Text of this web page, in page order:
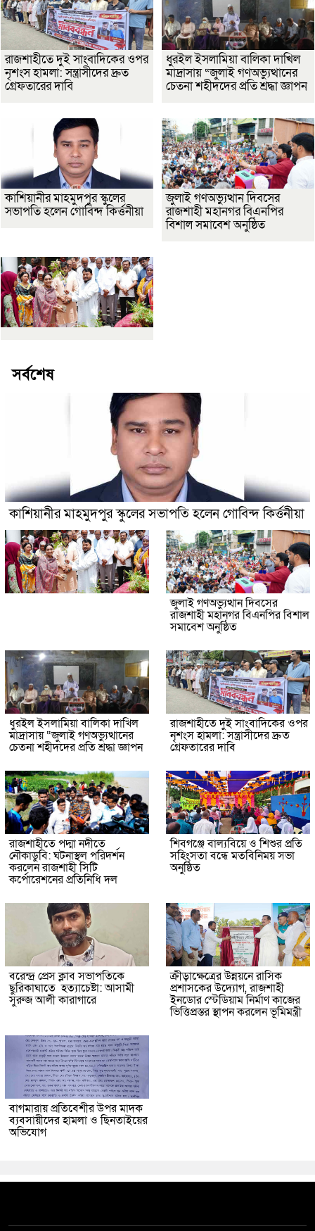
রাজশাহীতে দুই সাংবাদিকের ওপর
নৃশংস হামলা: সন্ত্রাসীদের দ্রুত
গ্রেফতারের দাবি
ধুরইল ইসলামিয়া বালিকা দাখিল
মাদ্রাসায় “জুলাই গণঅভ্যুত্থানের
চেতনা শহীদদের প্রতি শ্রদ্ধা জ্ঞাপন
কাশিয়ানীর মাহমুদপুর স্কুলের
সভাপতি হলেন গোবিন্দ কির্ত্তনীয়া
জুলাই গণঅভ্যুত্থান দিবসের
রাজশাহী মহানগর বিএনপির
বিশাল সমাবেশ অনুষ্ঠিত
সর্বশেষ
কাশিয়ানীর মাহমুদপুর স্কুলের সভাপতি হলেন গোবিন্দ কির্ত্তনীয়া
জুলাই গণঅভ্যুত্থান দিবসের
রাজশাহী মহানগর বিএনপির বিশাল
সমাবেশ অনুষ্ঠিত
ধুরইল ইসলামিয়া বালিকা দাখিল
মাদ্রাসায় “জুলাই গণঅভ্যুত্থানের
চেতনা শহীদদের প্রতি শ্রদ্ধা জ্ঞাপন
রাজশাহীতে দুই সাংবাদিকের ওপর
নৃশংস হামলা: সন্ত্রাসীদের দ্রুত
গ্রেফতারের দাবি
রাজশাহীতে পদ্মা নদীতে
নৌকাডুবি: ঘটনাস্থল পরিদর্শন
করলেন রাজশাহী সিটি
কর্পোরেশনের প্রতিনিধি দল
শিবগঞ্জে বাল্যবিয়ে ও শিশুর প্রতি
সহিংসতা বন্ধে মতবিনিময় সভা
অনুষ্ঠিত
বরেন্দ্র প্রেস ক্লাব সভাপতিকে
ছুরিকাঘাতে হত্যাচেষ্টা: আসামী
সুরুজ আলী কারাগারে
ক্রীড়াক্ষেত্রের উন্নয়নে রাসিক
প্রশাসকের উদ্যোগ, রাজশাহী
ইনডোর স্টেডিয়াম নির্মাণ কাজের
ভিত্তিপ্রস্তর স্থাপন করলেন ভূমিমন্ত্রী
বাগমারায় প্রতিবেশীর উপর মাদক
ব্যবসায়ীদের হামলা ও ছিনতাইয়ের
অভিযোগ